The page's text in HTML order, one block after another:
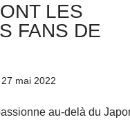
LES
FANS DE
27 mai 2022
au-delà du